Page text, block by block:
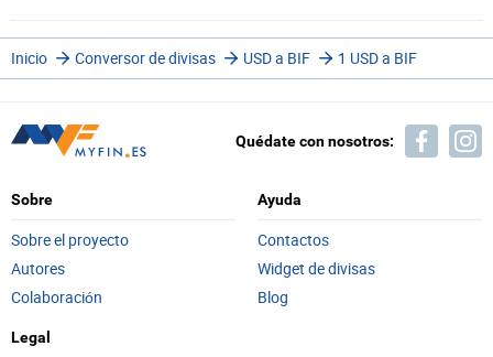
Inicio Conversor de divisas USD a BIF 1 USD a BIF
Quédate con nosotros:
Sobre
Sobre el proyecto
Autores
Colaboración
Ayuda
Contactos
Widget de divisas
Blog
Legal